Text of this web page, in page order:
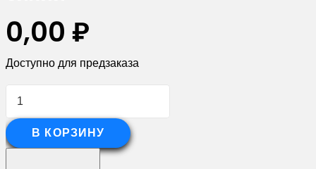
0,00 ₽
Доступно для предзаказа
Количество
Софит
Вертикаль
В КОРЗИНУ